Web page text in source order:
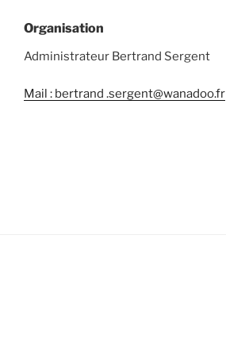
Organisation
Administrateur Bertrand Sergent
Mail : bertrand .sergent@wanadoo.fr